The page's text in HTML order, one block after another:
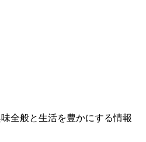
全般と生活を豊かにする情報